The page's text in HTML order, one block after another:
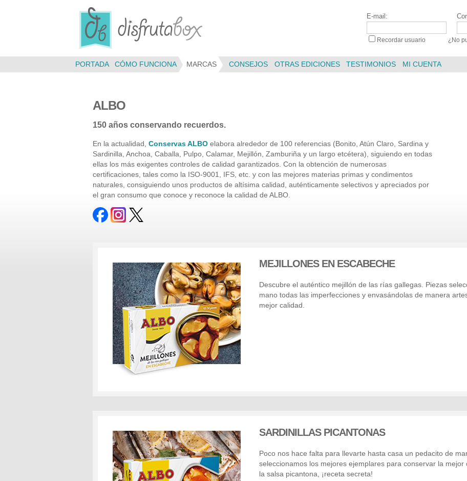
E-mail:
Recordar usuario ¿No
PORTADA CÓMO FUNCIONA MARCAS CONSEJOS OTRAS EDICIONES TESTIMONIOS MI CUENTA
ALBO
150 años conservando recuerdos.
En la actualidad, Conservas ALBOelabora alrededor de 100 referencias (Bonito, Atún Claro, Sardina y
Sardinilla, Anchoa, Caballa, Pulpo, Calamar, Mejillón, Zamburiña y un largo etcétera), siguiendo en todas
ellas los más exigentes controles de calidad garantizados. Con la obtención de numerosas
certificaciones, tales como la ISO-9001, IFS, etc. y con las mejores materias primas y condimentos
naturales, consiguiendo unos productos de altísima calidad, auténticamente selectivos y apreciados por
el gran consumo que conoce y reconoce la calidad de ALBO.
MEJILLONES EN ESCABECHE
Descubre el auténtico mejillón de las rías gallegas. Piezas
mano todas las imperfecciones y envasándolas de manera
mejor calidad.
SARDINILLAS PICANTONAS
Poco nos hace falta para llevarte hasta casa un pedacito de
seleccionamos los mejores ejemplares para conservar la
la salsa picantona, ¡receta secreta!